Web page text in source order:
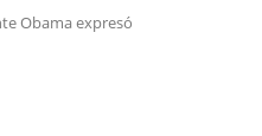
Obama expresó